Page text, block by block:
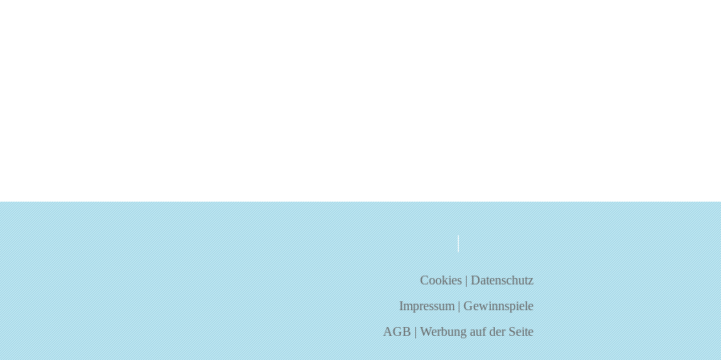
über uns kontakt
Cookies|Datenschutz
Impressum|Gewinnspiele
AGB|Werbung auf der Seite